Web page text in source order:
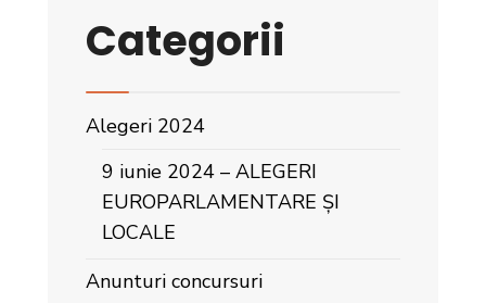
Categorii
Alegeri 2024
9 iunie 2024 – ALEGERI
EUROPARLAMENTARE ȘI
LOCALE
Anunturi concursuri